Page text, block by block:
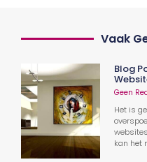
Vaak
Blog
Geen
Het is
kan het